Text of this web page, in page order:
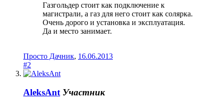
Газгольдер стоит как подключение к
магистрали, а газ для него стоит как солярка.
Очень дорого и установка и эксплуатация.
Да и место занимает.
Просто Дачник, 16.06.2013
#2
AleksAnt Участник